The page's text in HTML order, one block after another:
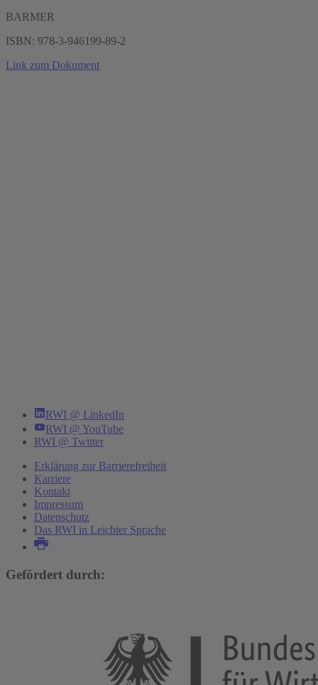
BARMER
ISBN: 978-3-946199-89-2
Link zum Dokument
RWI @ LinkedIn
RWI @ YouTube
RWI @ Twitter
Erklärung zur Barrierefreiheit
Karriere
Kontakt
Impressum
Datenschutz
Das RWI in Leichter Sprache
Gefördert durch: